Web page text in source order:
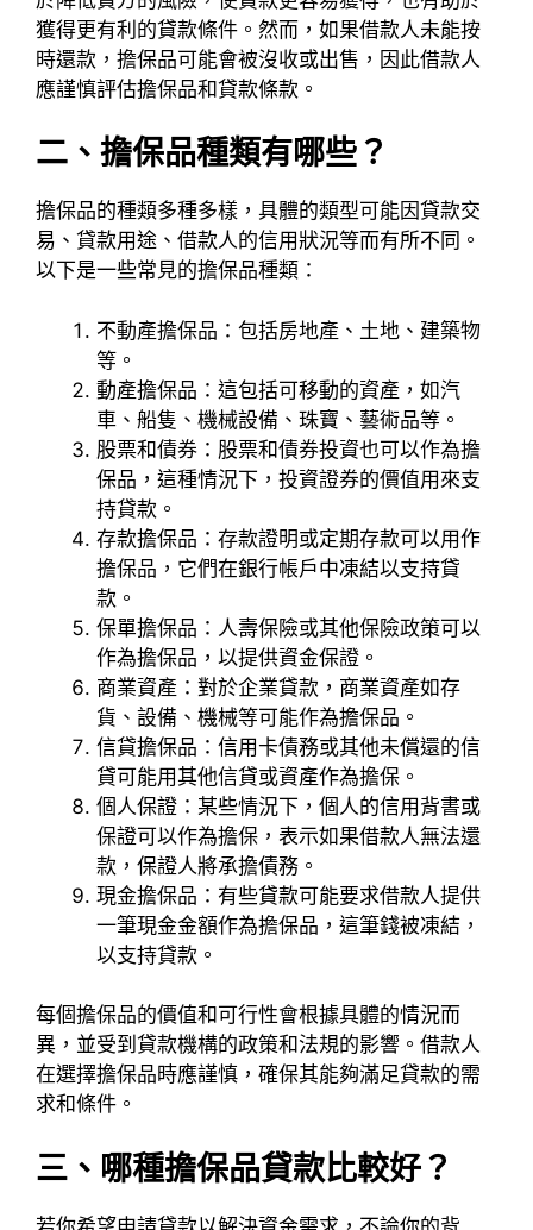
獲得更有利的貸款條件。然而，如果借款人未能按
時還款，擔保品可能會被沒收或出售，因此借款人
應謹慎評估擔保品和貸款條款。
二、擔保品種類有哪些？
擔保品的種類多種多樣，具體的類型可能因貸款交
易、貸款用途、借款人的信用狀況等而有所不同。
以下是一些常見的擔保品種類：
不動產擔保品：包括房地產、土地、建築物
等。
動產擔保品：這包括可移動的資產，如汽
車、船隻、機械設備、珠寶、藝術品等。
股票和債券：股票和債券投資也可以作為擔
保品，這種情況下，投資證券的價值用來支
持貸款。
存款擔保品：存款證明或定期存款可以用作
擔保品，它們在銀行帳戶中凍結以支持貸
款。
保單擔保品：人壽保險或其他保險政策可以
作為擔保品，以提供資金保證。
商業資產：對於企業貸款，商業資產如存
貨、設備、機械等可能作為擔保品。
信貸擔保品：信用卡債務或其他未償還的信
貸可能用其他信貸或資產作為擔保。
個人保證：某些情況下，個人的信用背書或
保證可以作為擔保，表示如果借款人無法還
款，保證人將承擔債務。
現金擔保品：有些貸款可能要求借款人提供
一筆現金金額作為擔保品，這筆錢被凍結，
以支持貸款。
每個擔保品的價值和可行性會根據具體的情況而
異，並受到貸款機構的政策和法規的影響。借款人
在選擇擔保品時應謹慎，確保其能夠滿足貸款的需
求和條件。
三、哪種擔保品貸款比較好？